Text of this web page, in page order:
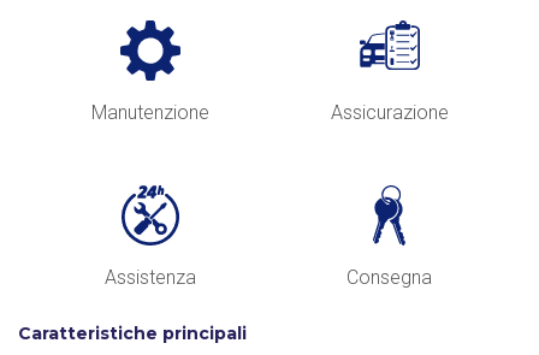
Manutenzione
Assistenza
Assicurazione
Consegna
Caratteristiche principali